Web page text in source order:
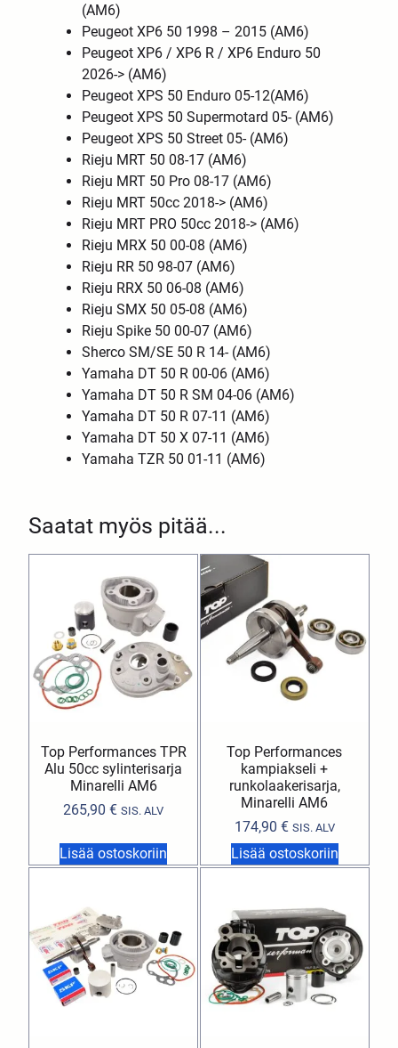
Saatat myös pitää...
Top Performances TPR
Alu 50cc sylinterisarja
Minarelli AM6
265,90€ SIS. ALV
Lisää ostoskoriin
Top Performances
kampiakseli +
runkolaakerisarja,
Minarelli AM6
174,90 € SIS. ALV
Lisää ostoskoriin
(AM6)
Peugeot XP6 50 1998 – 2015 (AM6)
Peugeot XP6 / XP6 R / XP6 Enduro 50
2026-> (AM6)
Peugeot XPS 50 Enduro 05-12(AM6)
Peugeot XPS 50 Supermotard 05- (AM6)
Peugeot XPS 50 Street 05- (AM6)
Rieju MRT 50 08-17 (AM6)
Rieju MRT 50 Pro 08-17 (AM6)
Rieju MRT 50cc 2018-> (AM6)
Rieju MRT PRO 50cc 2018-> (AM6)
Rieju MRX 50 00-08 (AM6)
Rieju RR 50 98-07 (AM6)
Rieju RRX 50 06-08 (AM6)
Rieju SMX 50 05-08 (AM6)
Rieju Spike 50 00-07 (AM6)
Sherco SM/SE 50 R 14- (AM6)
Yamaha DT 50 R 00-06 (AM6)
Yamaha DT 50 R SM 04-06 (AM6)
Yamaha DT 50 R 07-11 (AM6)
Yamaha DT 50 X 07-11 (AM6)
Yamaha TZR 50 01-11 (AM6)